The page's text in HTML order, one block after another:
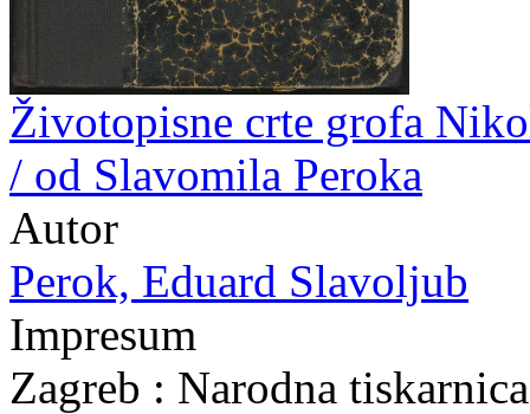
Životopisne crte grofa
/ od Slavomila Peroka
Autor
Perok, Eduard Slavoljub
Impresum
Zagreb : Narodna